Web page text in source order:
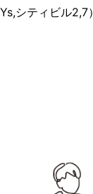
シティビル2,7）